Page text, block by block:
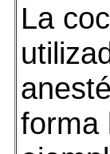
La
forma